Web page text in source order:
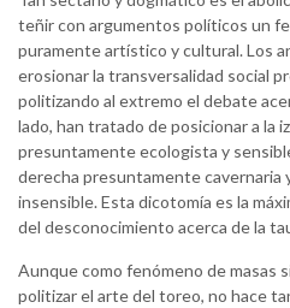
teñir con argumentos políticos un
puramente artístico y cultural. Los
erosionar la transversalidad social
politizando al extremo el debate
lado, han tratado de posicionar a la
presuntamente ecologista y
derecha presuntamente cavernaria
insensible. Esta dicotomía es la
del desconocimiento acerca de la
Aunque como fenómeno de masas
politizar el arte del toreo, no hace